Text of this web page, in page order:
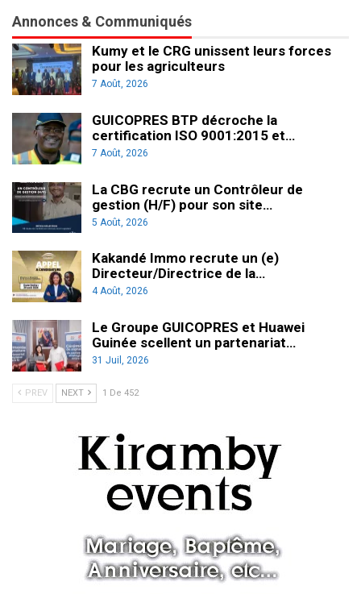
Annonces & Communiqués
Kumy et le CRG unissent leurs forces
pour les agriculteurs
7 Août, 2026
GUICOPRES BTP décroche la
certification ISO 9001:2015 et…
7 Août, 2026
La CBG recrute un Contrôleur de
gestion (H/F) pour son site…
5 Août, 2026
Kakandé Immo recrute un (e)
Directeur/Directrice de la…
4 Août, 2026
Le Groupe GUICOPRES et Huawei
Guinée scellent un partenariat…
31 Juil, 2026
PREV NEXT 1 De 452